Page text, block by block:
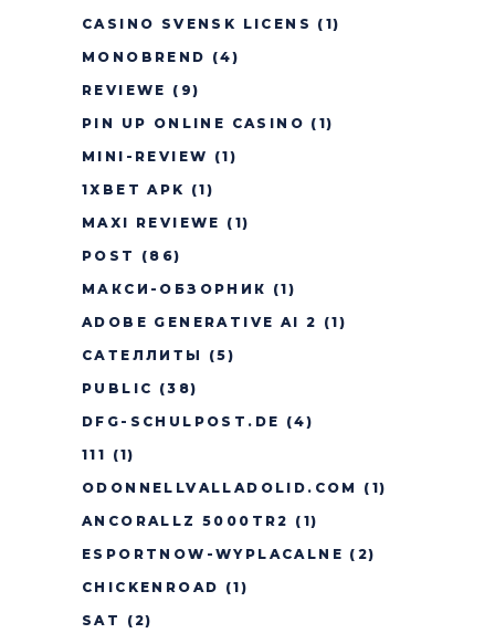
CASINO SVENSK LICENS (1)
MONOBREND (4)
REVIEWE (9)
PIN UP ONLINE CASINO (1)
MINI-REVIEW (1)
1XBET APK (1)
MAXI REVIEWE (1)
POST
(86)
МАКСИ-ОБЗОРНИК (1)
ADOBE GENERATIVE AI 2 (1)
САТЕЛЛИТЫ
(5)
PUBLIC (38)
DFG-SCHULPOST.DE (4)
111 (1)
ODONNELLVALLADOLID.COM
(1)
ANCORALLZ 5000TR2 (1)
ESPORTNOW-WYPLACALNE (2)
CHICKENROAD (1)
SAT
(2)